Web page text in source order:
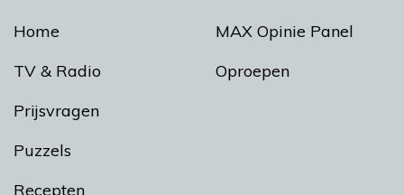
Home
TV & Radio
Prijsvragen
Puzzels
Recepten
MAX Opinie Panel
Oproepen